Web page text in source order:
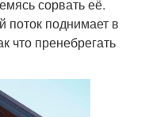
сорвать её.
поток поднимает в
что пренебрегать